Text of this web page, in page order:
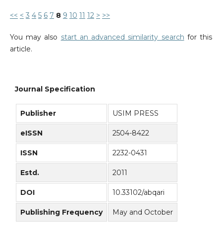
<< < 3 4 5 6 7 8 9 10 11 12 > >>
You may also start an advanced similarity search for this
article.
Journal Specification
Publisher USIM PRESS
eISSN 2504-8422
ISSN 2232-0431
Estd. 2011
DOI 10.33102/abqari
Publishing Frequency May and October